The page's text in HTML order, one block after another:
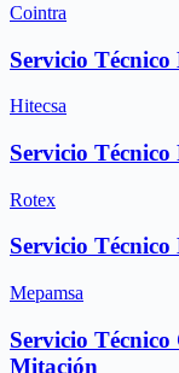
Cointra
Servicio Técnico
Hitecsa
Servicio Técnico
Rotex
Servicio
Mepamsa
Servicio
Mitación